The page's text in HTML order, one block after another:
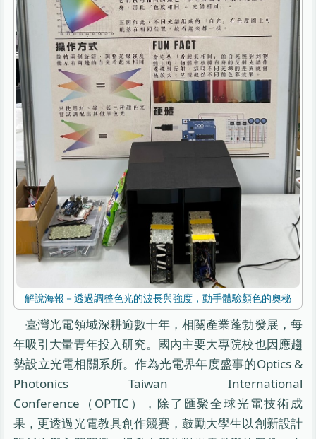
解說海報－透過調整色光的波長與強度，動手體驗顏色的奧秘
臺灣光電領域深耕逾數十年，相關產業蓬勃發展，每
年吸引大量青年投入研究。國內主要大專院校也因應趨
勢設立光電相關系所。作為光電界年度盛事的Optics &
Photonics Taiwan International
Conference（OPTIC），除了匯聚全球光電技術成
果，更透過光電教具創作競賽，鼓勵大學生以創新設計